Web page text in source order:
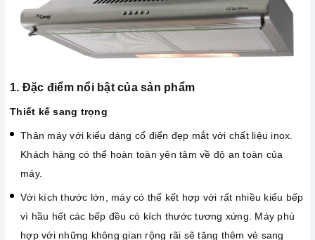
1. Đặc điểm nổi bật của sản phẩm
Thiết kế sang trọng
Thân máy với kiểu dáng cổ điển đẹp mắt với chất liệu inox.
Khách hàng có thể hoàn toàn yên tâm về độ an toàn của
máy.
Với kích thước lớn, máy có thể kết hợp với rất nhiều kiểu bếp
vì hầu hết các bếp đều có kích thước tương xứng. Máy phù
hợp với những không gian rộng rãi sẽ tăng thêm vẻ sang